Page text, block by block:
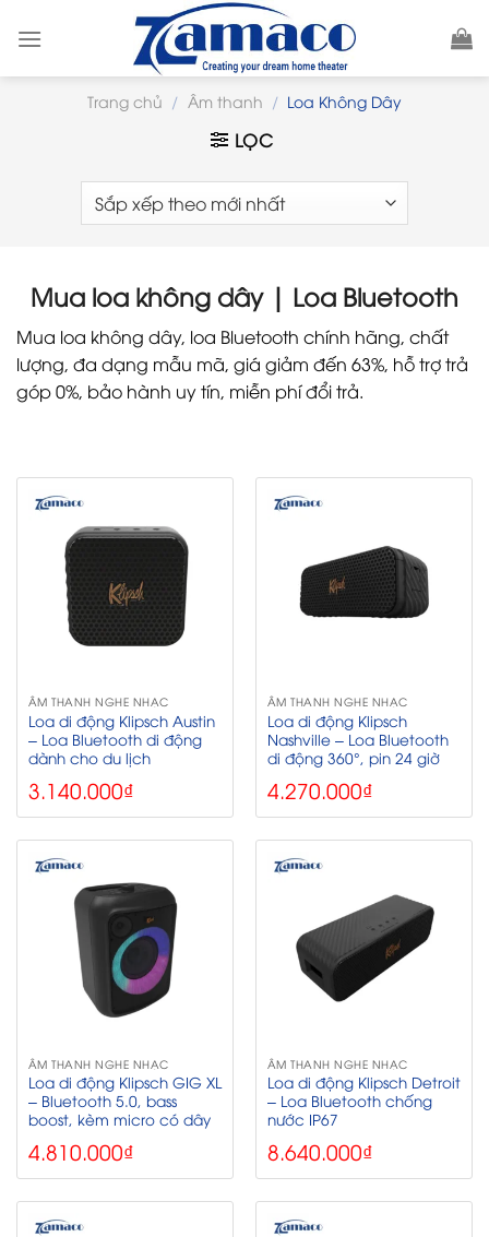
Trang chủ / Âm thanh / Loa Không Dây
LỌC
Mua loa không dây | Loa Bluetooth
Mua loa không dây, loa Bluetooth chính hãng, chất
lượng, đa dạng mẫu mã, giá giảm đến 63%, hỗ trợ trả
góp 0%, bảo hành uy tín, miễn phí đổi trả.
ÂM THANH NGHE NHẠC
Loa di động Klipsch Austin
– Loa Bluetooth di động
dành cho du lịch
3.140.000₫
ÂM THANH NGHE NHẠC
Loa di động Klipsch
Nashville – Loa Bluetooth
di động 360°, pin 24 giờ
4.270.000₫
ÂM THANH NGHE NHẠC
Loa di động Klipsch GIG XL
– Bluetooth 5.0, bass
boost, kèm micro có dây
4.810.000₫
ÂM THANH NGHE NHẠC
Loa di động Klipsch Detroit
– Loa Bluetooth chống
nước IP67
8.640.000₫